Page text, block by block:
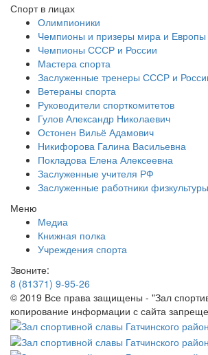
Спорт в лицах
Олимпионики
Чемпионы и призеры мира и Европы
Чемпионы СССР и России
Мастера спорта
Заслуженные тренеры СССР и
Ветераны спорта
Руководители спорткомитетов
Гулов Александр Николаевич
Остонен Вильё Адамович
Никифорова Галина Васильевна
Покладова Елена Алексеевна
Заслуженные учителя РФ
Заслуженные работники
Меню
Медиа
Книжная полка
Учреждения спорта
Звоните:
8 (81371) 9-95-26
© 2019 Все права защищены - "Зал
копирование информации с сайта